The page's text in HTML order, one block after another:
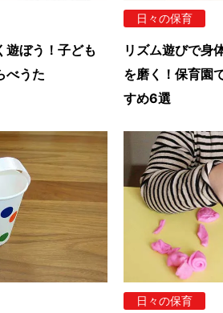
遊ぼう！子ども
べうた
日々の保育
リズム遊びで身
を磨く！保育園
すめ6選
日々の保育